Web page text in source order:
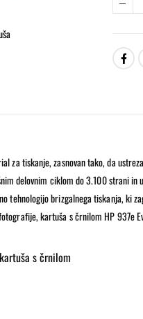
za tiskanje, zasnovan tako, da
delovnim ciklom do 3.100 strani
tehnologijo brizgalnega tiskanja,
kartuša s črnilom HP 937e
s črnilom